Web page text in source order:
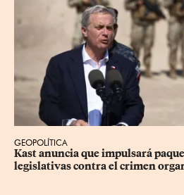
GEOPOLÍTICA
Kast anuncia que impulsará
legislativas contra el crimen